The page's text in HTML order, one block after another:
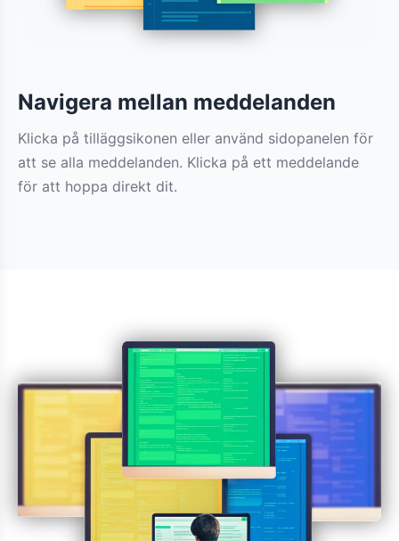
Navigera mellan meddelanden
Klicka på tilläggsikonen eller använd sidopanelen för
att se alla meddelanden. Klicka på ett meddelande
för att hoppa direkt dit.